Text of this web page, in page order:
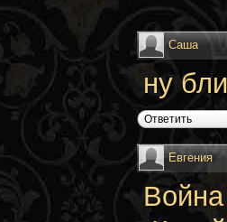
Саша
ну
Ответить
Евгения